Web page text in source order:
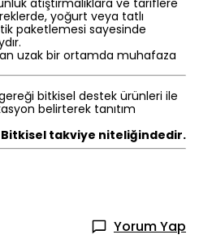
atıştırmalıklara ve tariflere
yoğurt veya tatlı
paketlemesi sayesinde
uzak bir ortamda muhafaza
bitkisel destek ürünleri ile
belirterek tanıtım
takviye niteliğindedir.
Yorum Yap